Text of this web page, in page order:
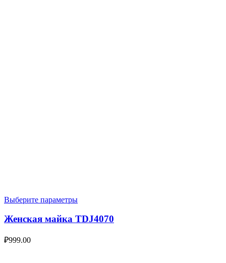
Выберите параметры
Женская майка TDJ4070
₽999.00